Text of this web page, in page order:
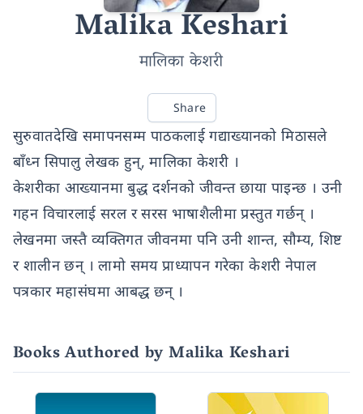
Malika Keshari
मालिका केशरी
Share
सुरुवातदेखि समापनसम्म पाठकलाई गद्याख्यानको मिठासले
बाँध्न सिपालु लेखक हुन्, मालिका केशरी ।
केशरीका आख्यानमा बुद्ध दर्शनको जीवन्त छाया पाइन्छ । उनी
गहन विचारलाई सरल र सरस भाषाशैलीमा प्रस्तुत गर्छन् ।
लेखनमा जस्तै व्यक्तिगत जीवनमा पनि उनी शान्त, सौम्य, शिष्ट
र शालीन छन् । लामो समय प्राध्यापन गरेका केशरी नेपाल
पत्रकार महासंघमा आबद्ध छन् ।
Books Authored by Malika Keshari